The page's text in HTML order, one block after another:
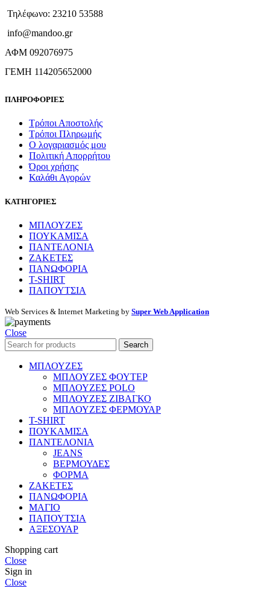
Τηλέφωνο: 23210 53588
info@mandoo.gr
ΑΦΜ 092076975
ΓΕΜΗ 114205652000
ΠΛΗΡΟΦΟΡΙΕΣ
Τρόποι Αποστολής
Τρόποι Πληρωμής
Ο λογαριασμός μου
Πολιτική Απορρήτου
Όροι χρήσης
Καλάθι Αγορών
ΚΑΤΗΓΟΡΙΕΣ
ΜΠΛΟΥΖΕΣ
ΠΟΥΚΑΜΙΣΑ
ΠΑΝΤΕΛΟΝΙΑ
ΖΑΚΕΤΕΣ
ΠΑΝΩΦΟΡΙΑ
T-SHIRT
ΠΑΠΟΥΤΣΙΑ
Web Services & Internet Marketing by Super Web Application
Close
Search
ΜΠΛΟΥΖΕΣ
ΜΠΛΟΥΖΕΣ ΦΟΥΤΕΡ
ΜΠΛΟΥΖΕΣ POLO
ΜΠΛΟΥΖΕΣ ΖΙΒΑΓΚΟ
ΜΠΛΟΥΖΕΣ ΦΕΡΜΟΥΑΡ
T-SHIRT
ΠΟΥΚΑΜΙΣΑ
ΠΑΝΤΕΛΟΝΙΑ
JEANS
ΒΕΡΜΟΥΔΕΣ
ΦΟΡΜΑ
ΖΑΚΕΤΕΣ
ΠΑΝΩΦΟΡΙΑ
ΜΑΓΙΟ
ΠΑΠΟΥΤΣΙΑ
ΑΞΕΣΟΥΑΡ
Shopping cart
Close
Sign in
Close